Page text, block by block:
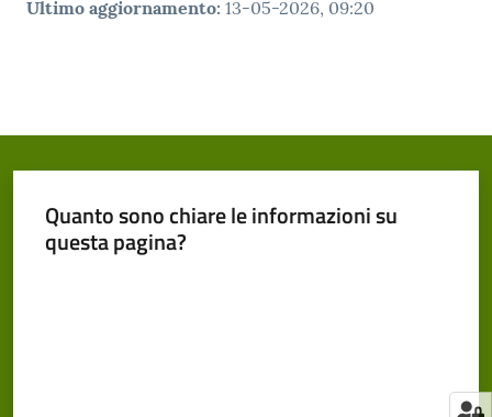
Ultimo aggiornamento: 13-05-2026, 09:20
Quanto sono chiare le informazioni su
questa pagina?